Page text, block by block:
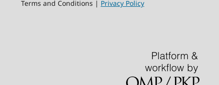
Terms and Conditions | Privacy Policy